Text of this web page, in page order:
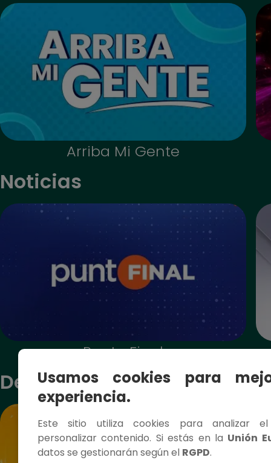
Arriba Mi Gente
Noticias
Punto Final
Deportes
Usamos cookies para
experiencia.
Este sitio utiliza cookies para analizar
personalizar contenido. Si estás en la Unión
datos se gestionarán según el RGPD.